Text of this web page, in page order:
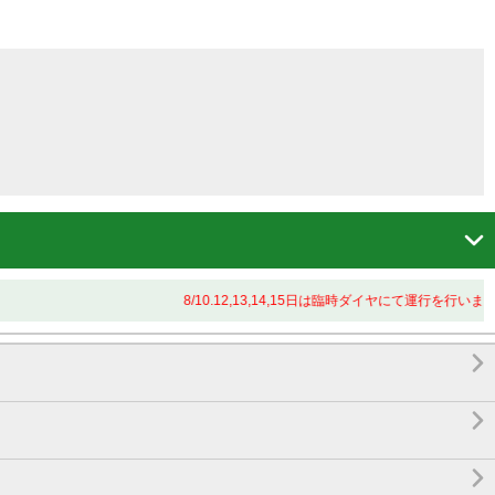

8/10.12,13,14,15日は臨時ダイヤにて運行を行います。


